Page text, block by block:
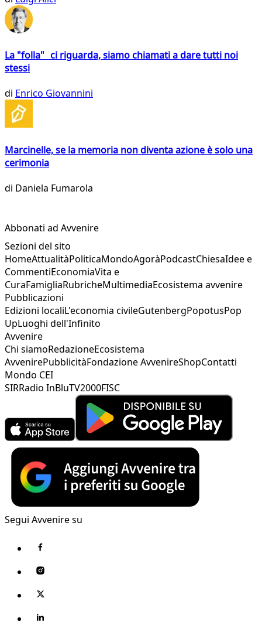
La "folla" ci riguarda, siamo chiamati a dare tutti noi
stessi
di Enrico Giovannini
Marcinelle, se la memoria non diventa azione è solo una
cerimonia
di Daniela Fumarola
Abbonati ad Avvenire
Sezioni del sito
HomeAttualitàPoliticaMondoAgoràPodcastChiesaIdee e
CommentiEconomiaVita e
CuraFamigliaRubricheMultimediaEcosistema avvenire
Pubblicazioni
Edizioni localiL'economia civileGutenbergPopotusPop
UpLuoghi dell'Infinito
Avvenire
Chi siamoRedazioneEcosistema
AvvenirePubblicitàFondazione AvvenireShopContatti
Mondo CEI
SIRRadio InBluTV2000FISC
Segui Avvenire su